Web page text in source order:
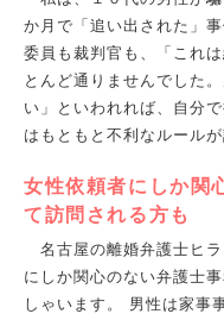
か月で「追い出された」
委員も裁判官も、「これ
とんど通りませんでした
い」といわれれば、自分
はもともと不利なルール
女性依頼者にしか関
て訪問される方も
名古屋の離婚弁護士ヒ
にしか関心のない弁護士
しゃいます。 男性は家事